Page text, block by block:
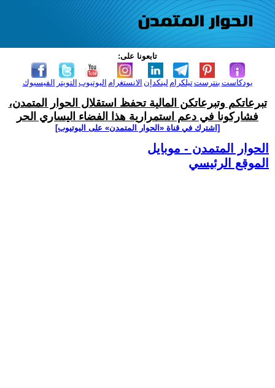
تابعونا على:
الفيسبوك التويتر اليوتيوب الانستغرام لينكدإن تيلكرامبنترست بودكاست
تبرعاتكم وتبرعاتكن المالية تحفظ استقلال الحوار المتمدن،
فشاركونا في دعم استمرارية هذا الفضاء اليساري الحر
[اشترك في قناة ‫«الحوار المتمدن» على اليوتيوب]
الحوار المتمدن - موبايل
الموقع الرئيسي